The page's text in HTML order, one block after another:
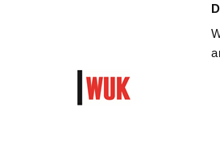
ARTIKEL